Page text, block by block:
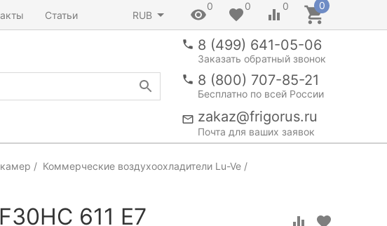
Статьи RUB
0 0 0 0
8 (499) 641-05-06
Заказать обратный звонок
8 (800) 707-85-21
Бесплатно по всей России
zakaz@frigorus.ru
Почта для ваших заявок
Коммерческие воздухоохладители Lu-Ve
611 E7